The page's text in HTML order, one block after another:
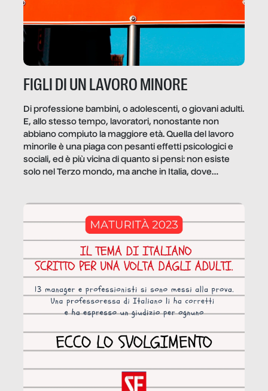
FIGLI DI UN LAVORO MINORE
Di professione bambini, o adolescenti, o giovani adulti.
E, allo stesso tempo, lavoratori, nonostante non
abbiano compiuto la maggiore età. Quella del lavoro
minorile è una piaga con pesanti effetti psicologici e
sociali, ed è più vicina di quanto si pensi: non esiste
solo nel Terzo mondo, ma anche in Italia, dove